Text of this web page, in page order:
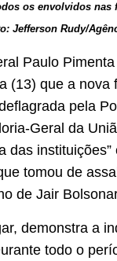
os envolvidos nas
Jefferson Rudy/
Paulo
(13) que a nova
pela
Geral da
das
tomou de
de Jair
demonstra a
todo o